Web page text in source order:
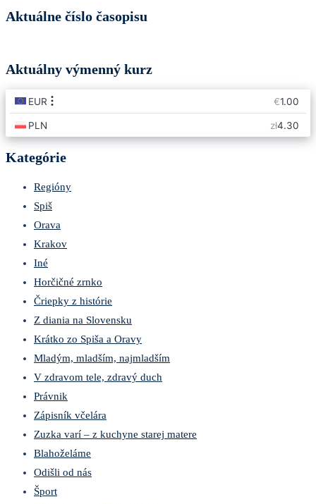
Aktuálne číslo časopisu
Aktuálny výmenný kurz
Kategórie
Regióny
Spiš
Orava
Krakov
Iné
Horčičné zrnko
Čriepky z histórie
Z diania na Slovensku
Krátko zo Spiša a Oravy
Mladým, mladším, najmladším
V zdravom tele, zdravý duch
Právnik
Zápisník včelára
Zuzka varí – z kuchyne starej matere
Blahoželáme
Odišli od nás
Šport